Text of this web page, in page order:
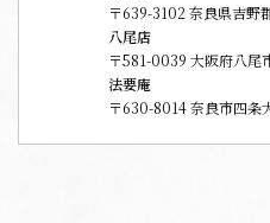
〒639-3102 奈良県吉野
八尾店
〒581-0039 大阪府八尾
法要庵
〒630-8014 奈良市四条